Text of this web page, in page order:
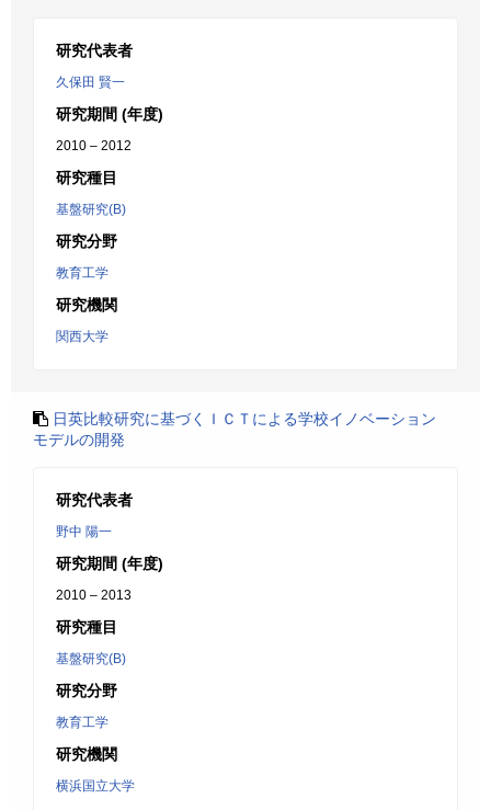
研究代表者
久保田 賢一
研究期間 (年度)
2010 – 2012
研究種目
基盤研究(B)
研究分野
教育工学
研究機関
関西大学
日英比較研究に基づくＩＣＴによる学校イノベーション
モデルの開発
研究代表者
野中 陽一
研究期間 (年度)
2010 – 2013
研究種目
基盤研究(B)
研究分野
教育工学
研究機関
横浜国立大学